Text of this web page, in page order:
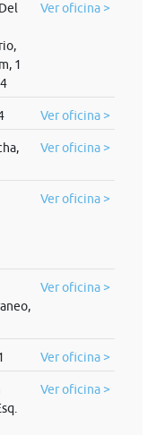
1
Ver oficina >
Ver oficina >
Ver oficina >
Ver oficina >
Ver oficina >
Ver oficina >
Ver oficina >